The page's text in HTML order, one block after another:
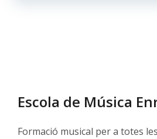
Escola de Música
Formació musical per a totes